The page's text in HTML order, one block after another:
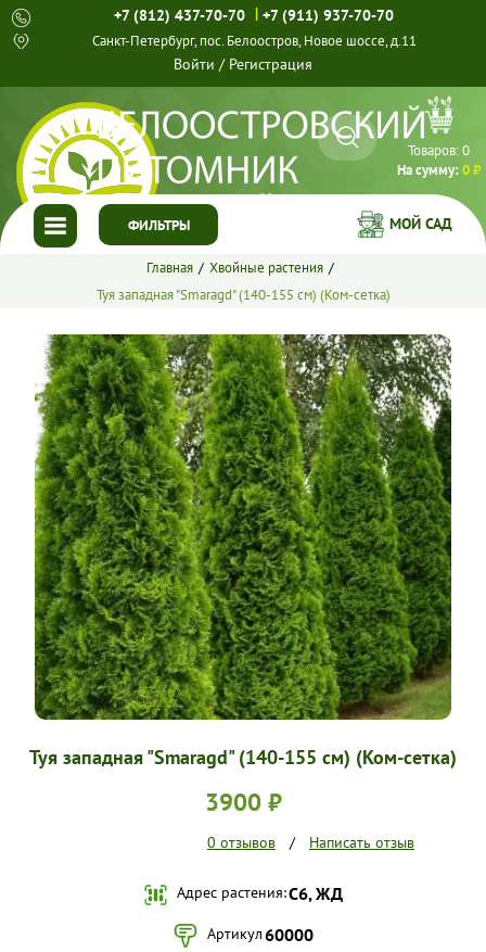
+7 (812) 437-70-70 | +7 (911) 937-70-70
Санкт-Петербург, пос. Белоостров, Новое шоссе, д.11
Войти / Регистрация
Товаров:0
На сумму:0 ₽
ФИЛЬТРЫ
ГЛАВНАЯ
КАТАЛОГ
СПЕЦПРЕДЛОЖЕНИЯ
ГОТОВЫЕ РЕШЕНИЯ
О НАС
УСЛОВИЯ РАБОТЫ
КОНТАКТЫ
МОЙ САД
Главная
Хвойные растения
Туя западная "Smaragd" (140-155 см) (Ком-сетка)
Туя западная "Smaragd" (140-155 см) (Ком-сетка)
3900 ₽
0 отзывов / Написать отзыв
Адрес растения:С6, ЖД
Артикул60000